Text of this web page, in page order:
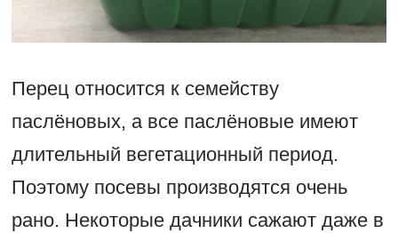
Перец относится к семейству
паслёновых, а все паслёновые имеют
длительный вегетационный период.
Поэтому посевы производятся очень
рано. Некоторые дачники сажают даже в